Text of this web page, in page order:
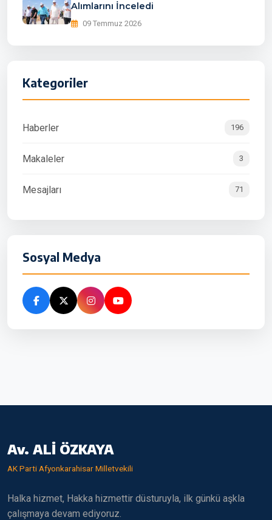
Alımlarını İnceledi
09 Temmuz 2026
Kategoriler
Haberler 196
Makaleler 3
Mesajları 71
Sosyal Medya
Av. ALİ ÖZKAYA
AK Parti Afyonkarahisar Milletvekili
Halka hizmet, Hakka hizmettir düsturuyla, ilk günkü aşkla
çalışmaya devam ediyoruz.